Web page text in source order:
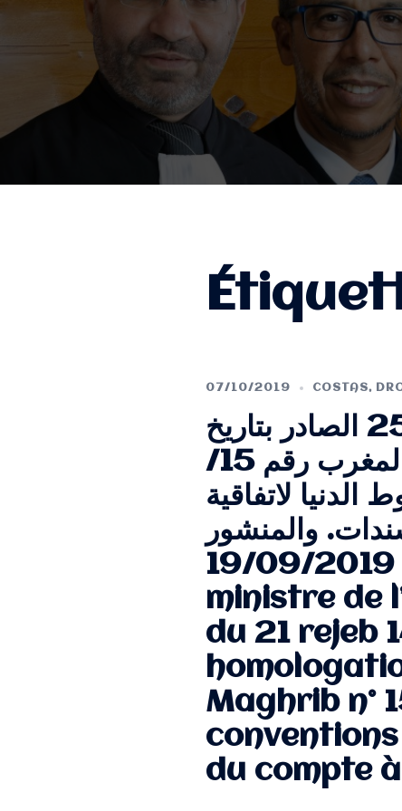
07/10/2019 COSTAS,
قرار وزير الاقتصاد والمالية رقم 19-2539 الصادر بتاريخ
28/03/2019 بالمصادقة على منشور والي بنك المغرب رقم 15/
الدنيا لاتفاقية
والمنشور
في الجريدة الرسمية بتاريخ 19/09/2019. Arrêté du
ministre de
du 21 rejeb
Maghrib n°
du compte